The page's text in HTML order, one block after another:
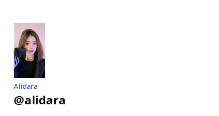
Alidara
@alidara